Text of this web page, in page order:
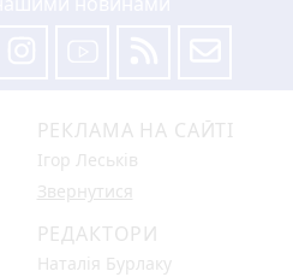
РЕКЛАМА НА САЙТІ
Ігор Леськів
Звернутися
РЕДАКТОРИ
Наталія Бурлаку